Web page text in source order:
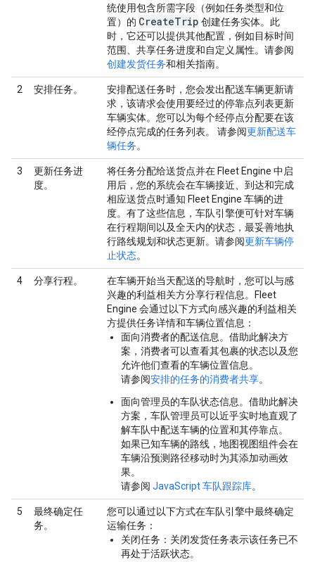
统使用包含所需字段（例如任务类型和位
置）的 CreateTrip 创建任务实体。此
时，它还可以提供其他配置，例如目标时间
范围、共享任务进度和自定义属性。请参阅
创建发货任务和相关指南。
2 安排任务。
安排配送任务时，您会发出配送车辆更新请
求，该请求会使用要经过的停靠点列表更新
车辆实体。您可以为每个经停点分配要在该
经停点完成的任务列表。 请参阅更新配送车
辆任务。
3
更新任务进
度。
将任务分配给送货点并在 Fleet Engine 中启
用后，您的系统会在车辆接近、到达和完成
相应送货点时通知 Fleet Engine 车辆的进
度。有了这些信息，车队引擎便可针对车辆
在行程期间以及全天内的状态，最妥善地执
行路线规划和状态更新。请参阅更新车辆停
止状态。
4 分享行程。
在车辆开始当天配送的导航时，您可以与感
兴趣的利益相关方分享行程信息。Fleet
Engine 会通过以下方式向感兴趣的利益相关
方提供任务详情和车辆位置信息：
面向消费者的配送信息 。借助此解决方
案，消费者可以查看其包裹的状态以及您
允许他们查看的车辆位置信息。
请参阅安排的任务的消费者共享。
面向管理员的车队状态信息 。借助此解决
方案，车队管理员可以近乎实时地直观了
解车队中配送车辆的位置和其停靠点。
如果已知车辆的路线，地图视图组件会在
车辆沿预测路径移动时为其添加动画效
果。
请参阅 JavaScript 车队跟踪库。
5
最终确定任
务。
您可以通过以下方式在车队引擎中最终确定
运输任务：
关闭任务 ：关闭发货任务表示该任务已不
再处于活跃状态。